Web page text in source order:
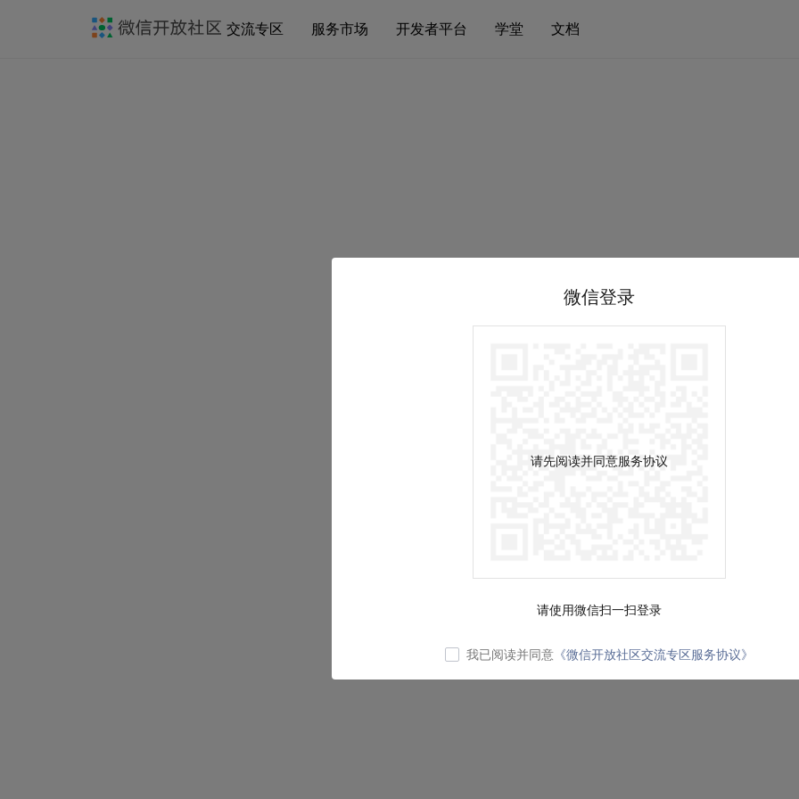
交流专区 服务市场 开发者平台 学堂 文档
微信登录
请先阅读并同意服务协议
请使用微信扫一扫登录
我已阅读并同意 《微信开放社区交流专区服务协议》